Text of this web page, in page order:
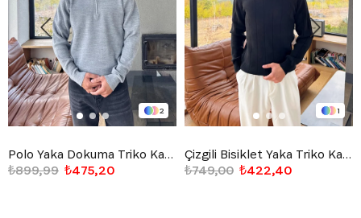
2
Polo Yaka Dokuma Triko Kazak Gri
₺475,20
₺899,99
1
Çizgili Bisiklet Yaka Triko Kazak Siyah
₺422,40
₺749,00